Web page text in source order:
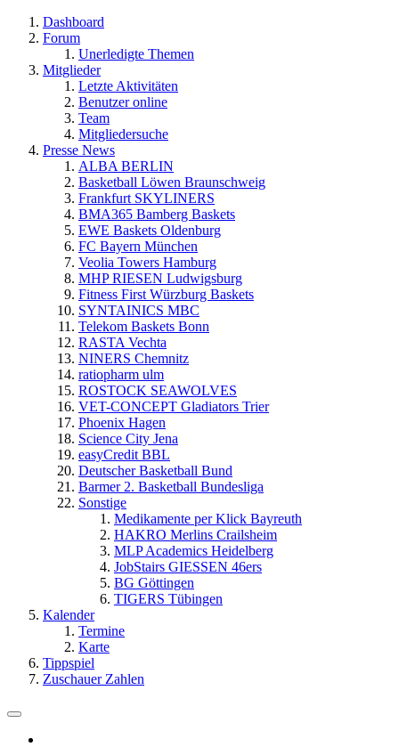
Dashboard
Forum
Unerledigte Themen
Mitglieder
Letzte Aktivitäten
Benutzer online
Team
Mitgliedersuche
Presse News
ALBA BERLIN
Basketball Löwen Braunschweig
Frankfurt SKYLINERS
BMA365 Bamberg Baskets
EWE Baskets Oldenburg
FC Bayern München
Veolia Towers Hamburg
MHP RIESEN Ludwigsburg
Fitness First Würzburg Baskets
SYNTAINICS MBC
Telekom Baskets Bonn
RASTA Vechta
NINERS Chemnitz
ratiopharm ulm
ROSTOCK SEAWOLVES
VET-CONCEPT Gladiators Trier
Phoenix Hagen
Science City Jena
easyCredit BBL
Deutscher Basketball Bund
Barmer 2. Basketball Bundesliga
Sonstige
Medikamente per Klick Bayreuth
HAKRO Merlins Crailsheim
MLP Academics Heidelberg
JobStairs GIESSEN 46ers
BG Göttingen
TIGERS Tübingen
Kalender
Termine
Karte
Tippspiel
Zuschauer Zahlen